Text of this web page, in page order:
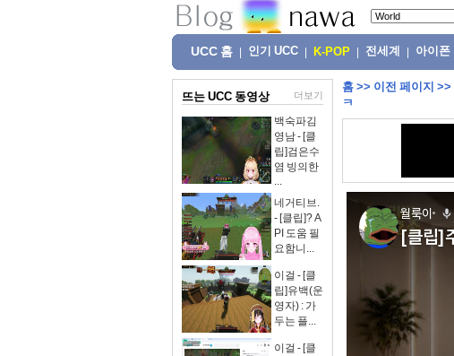
UCC 홈 인기 UCC K-POP 전세계 아이폰
뜨는 UCC 동영상 더보기
백숙파김
영남 - [클
립]검은수
염 빙의한
...
네거티브.
- [클립]? A
PI 도움 필
요함니...
이걸 - [클
립]유백(운
영자) : 가
두는 플...
이걸 - [클
홈 >> 이전 페이지 >>
ㅋ